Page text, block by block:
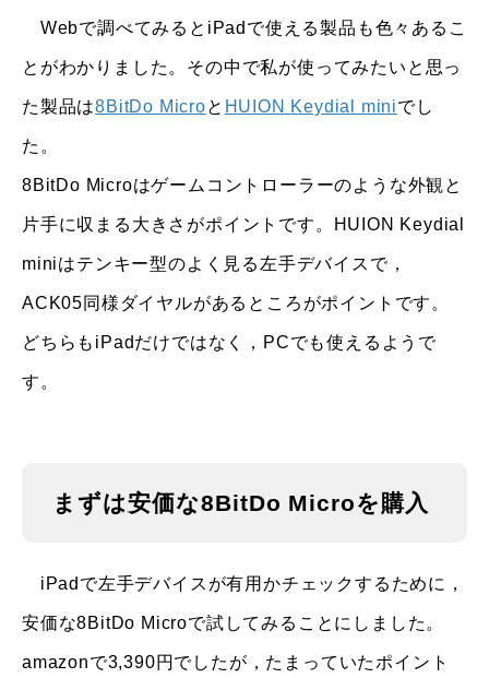
Webで調べてみるとiPadで使える製品も色々あるこ
とがわかりました。その中で私が使ってみたいと思っ
た製品は8BitDo Microと HUION Keydial miniでし
た。
8BitDo Microはゲームコントローラーのような外観と
片手に収まる大きさがポイントです。HUION Keydial
miniはテンキー型のよく見る左手デバイスで，
ACK05同様ダイヤルがあるところがポイントです。
どちらもiPadだけではなく，PCでも使えるようで
す。
まずは安価な8BitDo Microを購入
iPadで左手デバイスが有用かチェックするために，
安価な8BitDo Microで試してみることにしました。
amazonで3,390円でしたが，たまっていたポイント